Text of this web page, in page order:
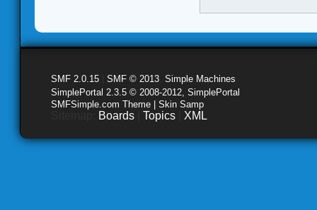
SMF 2.0.15 SMF © 2013 Simple Machines
SimplePortal 2.3.5 © 2008-2012, SimplePortal
SMFSimple.com Theme | Skin Samp
Boards Topics XML